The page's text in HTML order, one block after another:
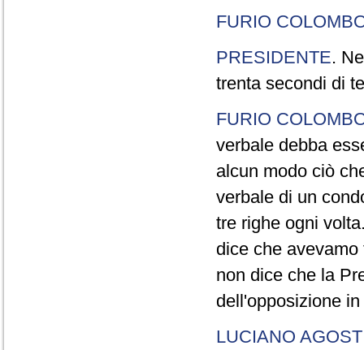
FURIO
PRESIDENTE.
trenta secondi di
FURIO
verbale debba
alcun modo ciò
verbale di un
tre righe ogni
dice che
non dice che la
dell'opposizione
LUCIANO